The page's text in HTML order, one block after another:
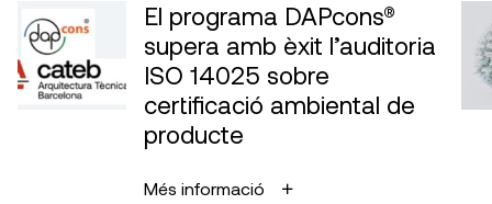
El programa DAPcons®
supera amb èxit l’auditoria
ISO 14025 sobre
certificació ambiental de
producte
Més informació